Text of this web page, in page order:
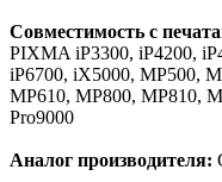
Совместимость с
PIXMA iP3300, iP4200,
iP6700, iX5000, MP500,
MP610, MP800, MP810,
Pro9000
Аналог производителя: